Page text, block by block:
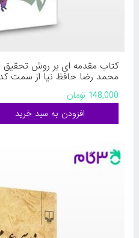
کتاب مقدمه‌ ای بر روش تحقیق
محمد رضا حافظ‌ نیا از سمت کد
148,000 تومان